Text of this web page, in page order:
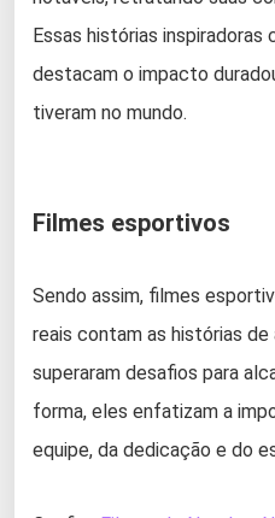
Essas histórias inspiradoras
destacam o impacto
tiveram no mundo.
Filmes esportivos
Sendo assim, filmes
reais contam as histórias
superaram desafios para
forma, eles enfatizam a
equipe, da dedicação e do